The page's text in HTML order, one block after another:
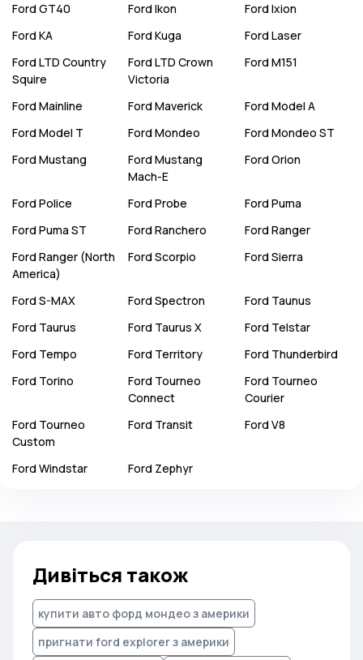
Ford GT40 Ford Ikon Ford Ixion
Ford KA Ford Kuga Ford Laser
Ford LTD Country
Squire
Ford LTD Crown
Victoria
Ford M151
Ford Mainline Ford Maverick Ford Model A
Ford Model T Ford Mondeo Ford Mondeo ST
Ford Mustang Ford Mustang
Mach-E
Ford Orion
Ford Police Ford Probe Ford Puma
Ford Puma ST Ford Ranchero Ford Ranger
Ford Ranger (North
America)
Ford Scorpio Ford Sierra
Ford S-MAX Ford Spectron Ford Taunus
Ford Taurus Ford Taurus X Ford Telstar
Ford Tempo Ford Territory Ford Thunderbird
Ford Torino Ford Tourneo
Connect
Ford Tourneo
Courier
Ford Tourneo
Custom
Ford Transit Ford V8
Ford Windstar Ford Zephyr
Дивіться також
купити авто форд мондео з америки
пригнати ford explorer з америки